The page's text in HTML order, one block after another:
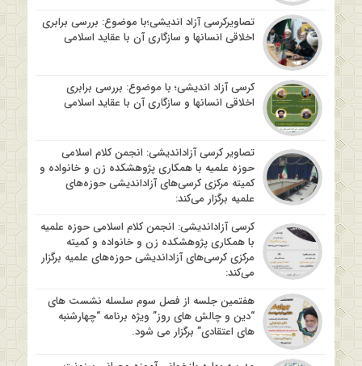
تصاویرکرسی آزاد اندیشی؛با موضوع: بررسی برابری
اخلاقی انسانها و سازگاری آن با عقاید اسلامی
کرسی آزاد اندیشی؛ با موضوع: بررسی برابری
اخلاقی انسانها و سازگاری آن با عقاید اسلامی
تصاویر کرسی آزاداندیشی: انجمن کلام اسلامی
حوزه علمیه با همکاری پژوهشکده زن و خانواده و
کمیته مرکزی کرسی‌های آزاداندیشی حوزه‌های
علمیه برگزار می‌کند:
کرسی آزاداندیشی: انجمن کلام اسلامی حوزه علمیه
با همکاری پژوهشکده زن و خانواده و کمیته
مرکزی کرسی‌های آزاداندیشی حوزه‌های علمیه برگزار
می‌کند:
هفتمین جلسه از فصل سوم سلسله نشست های
“دین و چالش های روز” ویژه برنامه “چهارشنبه
های اعتقادی” برگزار می شود.